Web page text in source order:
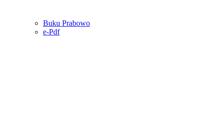
Buku Prabowo
e-Pdf